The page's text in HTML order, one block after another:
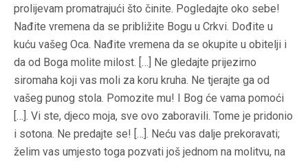
prolijevam promatrajući što činite. Pogledajte oko sebe!
Nađite vremena da se približite Bogu u Crkvi. Dođite u
kuću vašeg Oca. Nađite vremena da se okupite u obitelji i
da od Boga molite milost. […] Ne gledajte prijezirno
siromaha koji vas moli za koru kruha. Ne tjerajte ga od
vašeg punog stola. Pomozite mu! I Bog će vama pomoći
[…]. Vi ste, djeco moja, sve ovo zaboravili. Tome je pridonio
i sotona. Ne predajte se! […]. Neću vas dalje prekoravati;
želim vas umjesto toga pozvati još jednom na molitvu, na